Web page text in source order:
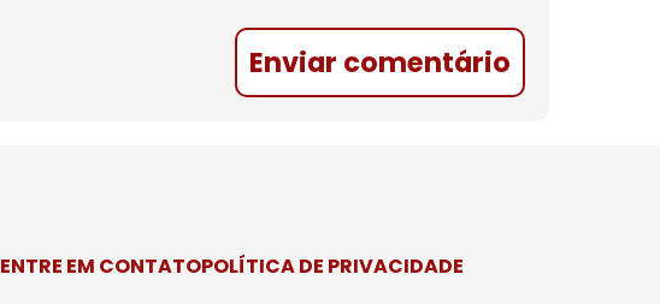
Enviar comentário
ENTRE EM CONTATOPOLÍTICA DE PRIVACIDADE